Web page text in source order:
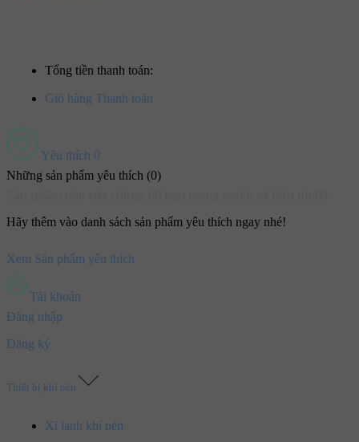
Tổng tiền thanh toán:
Giỏ hàng Thanh toán
Yêu thích 0
Những sản phẩm yêu thích (0)
Hãy thêm vào danh sách sản phẩm yêu thích ngay nhé!
Xem Sản phẩm yêu thích
Tài khoản
Đăng nhập
Đăng ký
Thiết bị khí nén
Xi lanh khí nén